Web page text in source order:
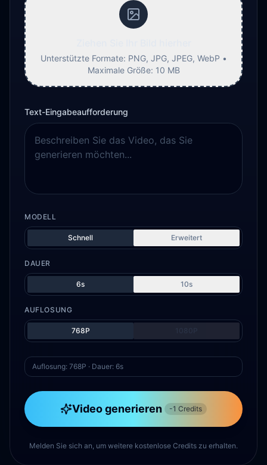
Unterstützte Formate: PNG, JPG, JPEG, WebP •
Maximale Größe: 10 MB
Text-Eingabeaufforderung
MODELL
Schnell Erweitert
DAUER
6s 10s
AUFLOSUNG
768P
Auflosung: 768P · Dauer: 6s
Video generieren -1 Credits
Melden Sie sich an, um weitere kostenlose Credits zu erhalten.